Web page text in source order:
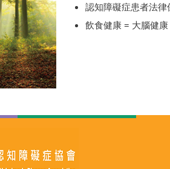
認知障礙症患者法律
飲食健康 = 大腦健康